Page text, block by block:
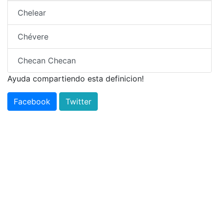
Chelear
Chévere
Checan Checan
Ayuda compartiendo esta definicion!
Facebook Twitter